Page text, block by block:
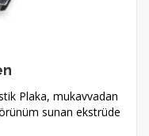
Plaka, mukavvadan
sunan ekstrüde